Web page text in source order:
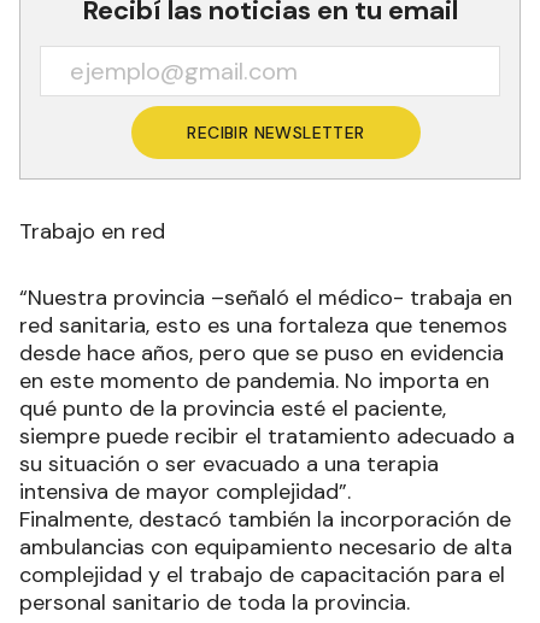
Recibí las noticias en tu email
RECIBIR NEWSLETTER
Trabajo en red
“Nuestra provincia –señaló el médico- trabaja en
red sanitaria, esto es una fortaleza que tenemos
desde hace años, pero que se puso en evidencia
en este momento de pandemia. No importa en
qué punto de la provincia esté el paciente,
siempre puede recibir el tratamiento adecuado a
su situación o ser evacuado a una terapia
intensiva de mayor complejidad”.
Finalmente, destacó también la incorporación de
ambulancias con equipamiento necesario de alta
complejidad y el trabajo de capacitación para el
personal sanitario de toda la provincia.